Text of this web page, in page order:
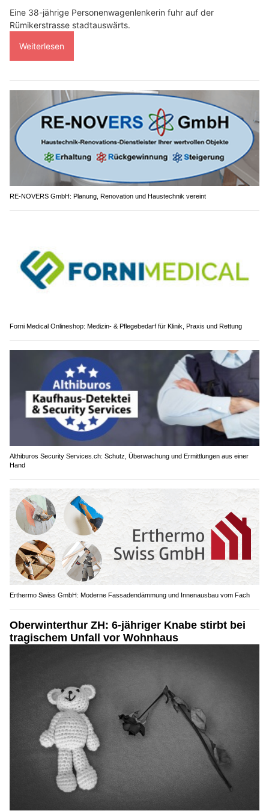
Eine 38-jährige Personenwagenlenkerin fuhr auf der
Rümikerstrasse stadtauswärts.
Weiterlesen
RE-NOVERS GmbH: Planung, Renovation und Haustechnik vereint
Forni Medical Onlineshop: Medizin- & Pflegebedarf für Klinik, Praxis und Rettung
Althiburos Security Services.ch: Schutz, Überwachung und Ermittlungen aus einer
Hand
Erthermo Swiss GmbH: Moderne Fassadendämmung und Innenausbau vom Fach
Oberwinterthur ZH: 6-jähriger Knabe stirbt bei
tragischem Unfall vor Wohnhaus